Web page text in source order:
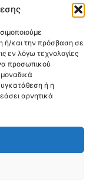
ή/και την πρόσβαση σε
εν λόγω τεχνολογίες
προσωπικού
ή η
αρνητικά